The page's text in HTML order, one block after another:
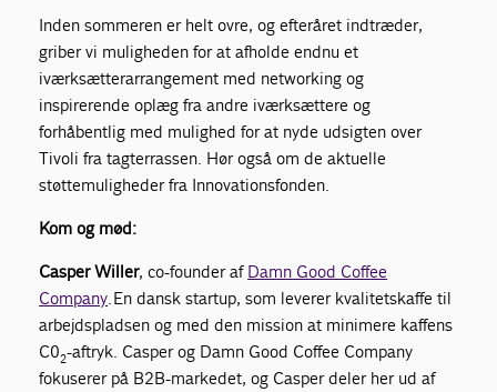
Inden sommeren er helt ovre, og efteråret indtræder,
griber vi muligheden for at afholde endnu et
iværksætterarrangement med networking og
inspirerende oplæg fra andre iværksættere og
forhåbentlig med mulighed for at nyde udsigten over
Tivoli fra tagterrassen. Hør også om de aktuelle
støttemuligheder fra Innovationsfonden.
Kom og mød:
Casper Willer,co-founder af Damn Good Coffee
Company. En dansk startup, som leverer kvalitetskaffe til
arbejdspladsen og med den mission at minimere kaffens
C02-aftryk. Casper og Damn Good Coffee Company
fokuserer på B2B-markedet, og Casper deler her ud af